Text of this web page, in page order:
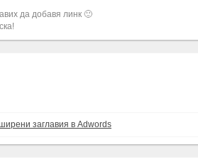
да добавя линк 🙂
заглавия в Adwords